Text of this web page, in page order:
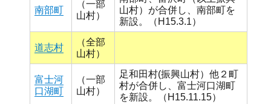
南部町
（一部
山村）
山村）が合併し、南部町を
新設。（H15.3.1）
道志村
（全部
山村）
富士河
口湖町
（一部
山村）
足和田村(振興山村）他２町
村が合併し、富士河口湖町
を新設。（H15.11.15）